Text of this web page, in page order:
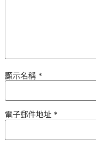
顯示名稱 *
電子郵件地址 *